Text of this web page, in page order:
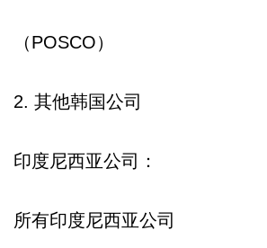
（POSCO）
2. 其他韩国公司
印度尼西亚公司：
所有印度尼西亚公司